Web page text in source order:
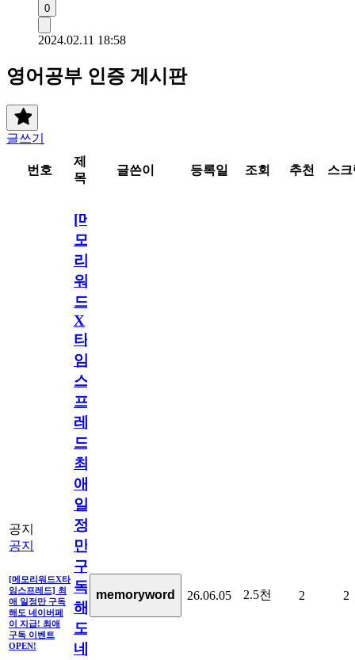
0
2024.02.11 18:58
영어공부 인증 게시판
글쓰기
번호
제
목
글쓴이 등록일 조회 추천 스
공지
공지
[메모리워드X타
임스프레드] 최
애 일정만 구독
해도 네이버페
이 지급! 최애
구독 이벤트
OPEN!
[메
모
리
워
드
X
타
임
스
프
레
드]
최
애
일
정
만
구
독
해
도
네
memoryword 26.06.05 2.5천 2 2